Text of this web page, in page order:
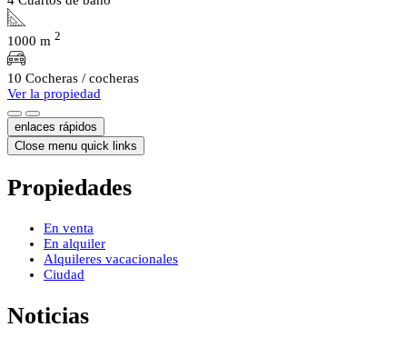
1000 m 2
10 Cocheras / cocheras
Ver la propiedad
enlaces rápidos
Close menu quick links
Propiedades
En venta
En alquiler
Alquileres vacacionales
Ciudad
Noticias